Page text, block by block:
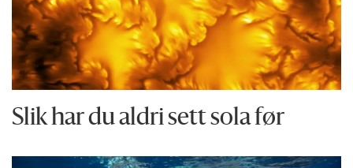
Slik har du aldri sett sola før